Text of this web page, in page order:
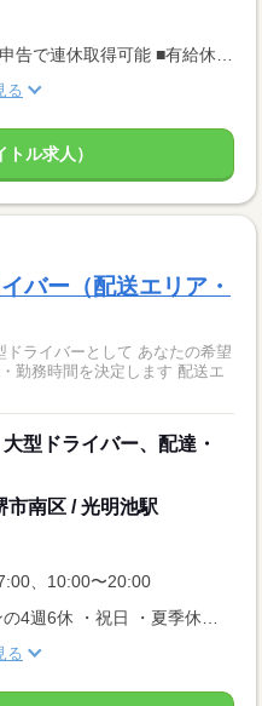
■週1日以上の休日あり ■事前申告で連休取得可能 ■有給休暇あり
る
ル求人）
バー（配送エリア・
ライバーとして あなたの希望
勤務時間を決定します 配送エ
型ドライバー、配達・
市南区 / 光明池駅
、10:00〜20:00
【休日・休暇】 ★土日メインの4週6休 ・祝日 ・夏季休暇 ・年末年始休暇 ・有給休暇 ・慶弔休暇 ・月2回、連休取得可能 ・配送先やシフトにより土日いずれかの出勤あり ・希望休の相談可能
る